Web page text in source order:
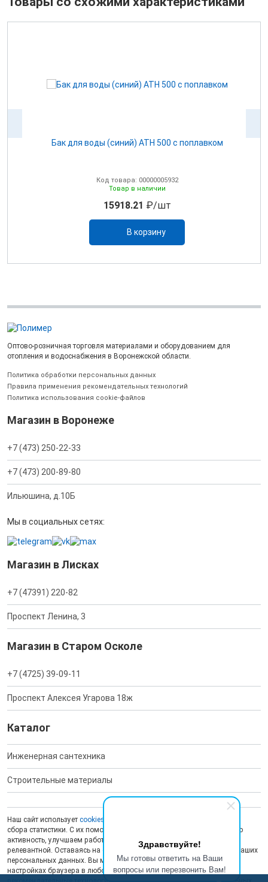
Здравствуйте!
Мы готовы ответить на Ваши
вопросы или перезвонить Вам!
Бак для воды (синий) ATH 500 с поплавком
Код товара: 00000005932
Товар в наличии
15918.21 ₽/шт
В корзину
Оптово-розничная торговля материалами и оборудованием для
отопления и водоснабжения в Воронежской области.
Политика обработки персональных данных
Правила применения рекомендательных технологий
Политика использования cookie-файлов
Магазин в Воронеже
+7 (473) 250-22-33
+7 (473) 200-89-80
Ильюшина, д.10Б
Мы в социальных сетях:
Магазин в Лисках
+7 (47391) 220-82
Проспект Ленина, 3
Магазин в Старом Осколе
+7 (4725) 39-09-11
Проспект Алексея Угарова 18ж
Каталог
Инженерная сантехника
Строительные материалы
Наш сайт использует cookies
сбора статистики. С их помощью мы анализируем пользовательскую
активность, улучшаем работу сайта и делаем рекламу более
релевантной. Оставаясь на сайте, вы даете согласие на обработку ваших
персональных данных. Вы можете отключить сохранение cookies в
настройках браузера в любой момент. На сайте также применяются